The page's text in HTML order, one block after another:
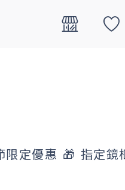
限定優惠 🎁 指定鏡